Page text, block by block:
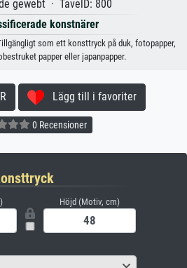
gewebt · TavelD: 800
konstnärer
som ett konsttryck på duk, fotopapper,
papper eller japanpapper.
Lägg till i favoriter
0 Recensioner
Höjd (Motiv, cm)